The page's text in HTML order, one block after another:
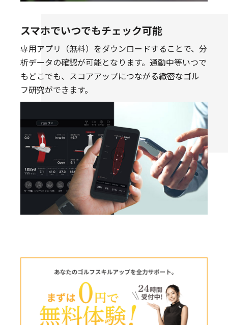
スマホでいつでもチェック可能
専用アプリ（無料）をダウンロードすることで、分
析データの確認が可能となります。通勤中等いつで
もどこでも、スコアアップにつながる緻密なゴル
フ研究ができます。